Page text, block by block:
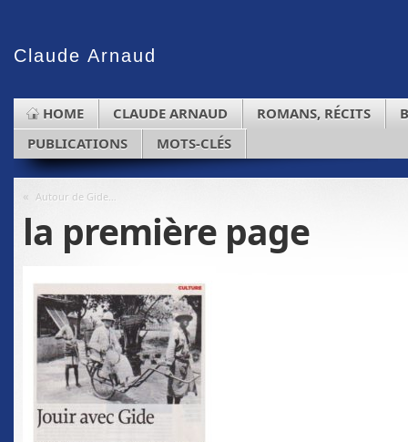
Claude Arnaud
HOME CLAUDE ARNAUD ROMANS, RÉCITS
PUBLICATIONS
MOTS-CLÉS
« Autour de Gide…
la première page